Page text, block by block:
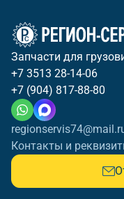
Запчасти для
+7 3513 28-14-06
+7 (904) 817-88-80
Контакты и